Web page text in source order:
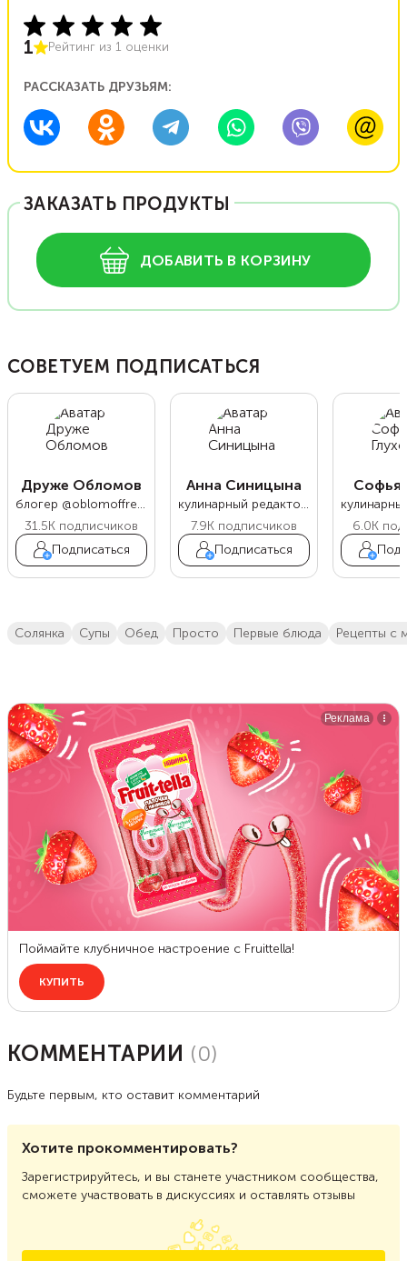
1 Рейтинг из 1 оценки
РАССКАЗАТЬ ДРУЗЬЯМ:
ЗАКАЗАТЬ ПРОДУКТЫ
ДОБАВИТЬ В КОРЗИНУ
СОВЕТУЕМ ПОДПИСАТЬСЯ
Друже Обломов
блогер @oblomoffrecipe
31.5K подписчиков
Подписаться
Анна Синицына
кулинарный редактор Food.ru
7.9K подписчиков
Подписаться
Софья
6.0K
солянка супы обед просто первые блюда Рецепты с
КОММЕНТАРИИ (0)
Будьте первым, кто оставит комментарий
Хотите прокомментировать?
Зарегистрируйтесь, и вы станете участником сообщества,
сможете участвовать в дискуссиях и оставлять отзывы